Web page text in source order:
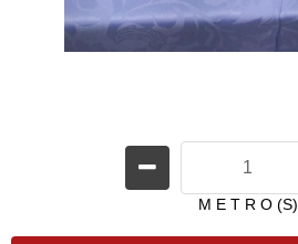
M E T R O (S)